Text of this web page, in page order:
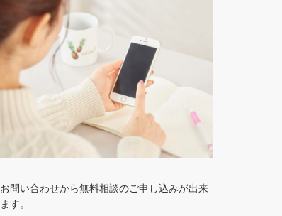
お問い合わせから無料相談のご申し込みが出来
ます。